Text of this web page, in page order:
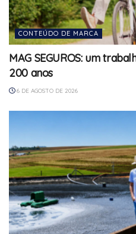
CONTEÚDO DE MARCA
MAG SEGUROS: um
200 anos
6 DE AGOSTO DE 2026